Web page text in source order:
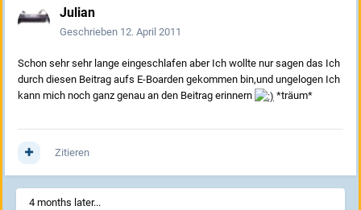
Julian
Geschrieben 12. April 2011
Schon sehr sehr lange eingeschlafen aber Ich wollte nur sagen das Ich
durch diesen Beitrag aufs E-Boarden gekommen bin,und ungelogen Ich
kann mich noch ganz genau an den Beitrag erinnern
*träum*
Zitieren
4 months later...